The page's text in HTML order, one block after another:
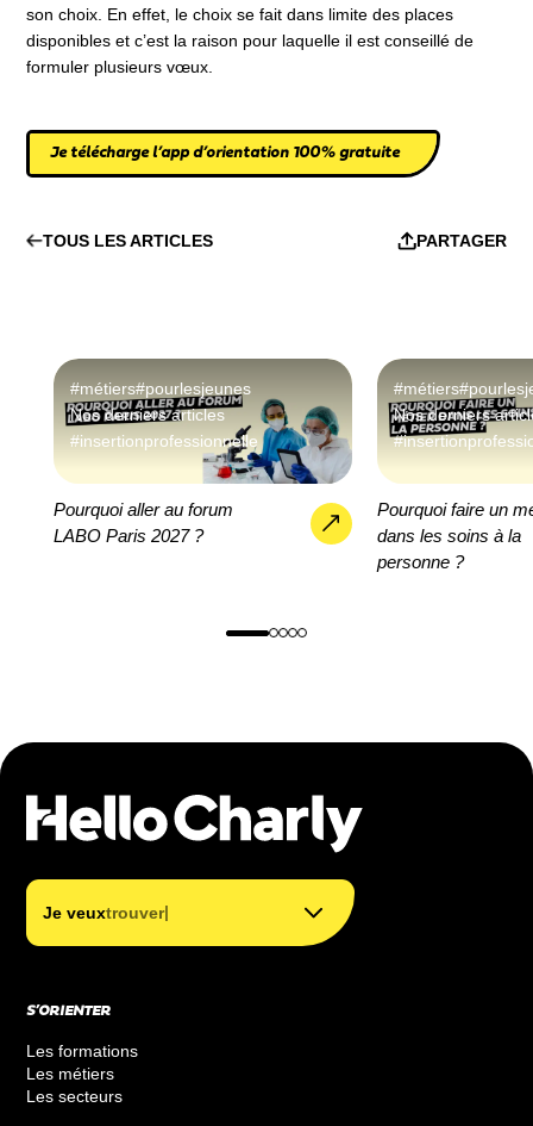
son choix. En effet, le choix se fait dans limite des places
disponibles et c’est la raison pour laquelle il est conseillé de
formuler plusieurs vœux.
Je télécharge l’app d’orientation 100% gratuite
TOUS LES ARTICLES PARTAGER
#métiers#pourlesjeunes
Nos derniers articles
#insertionprofessionnelle
Pourquoi aller au forum
LABO Paris 2027 ?
#métiers
Nos derniers
Pourquoi faire un
dans les soins à la
personne ?
Je veuxtrouver ma
trouver mon métier
financer ma formation
S’ORIENTER
Les formations
Les métiers
Les secteurs